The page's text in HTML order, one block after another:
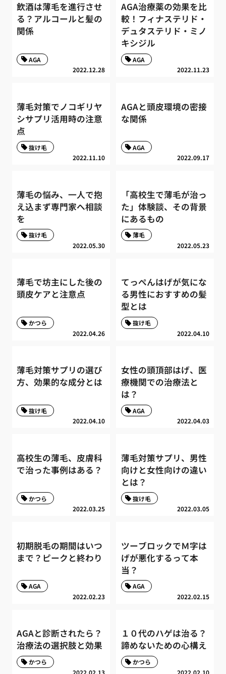
飲酒は薄毛を進行させ
る？アルコールと髪の
関係
2022.12.28
AGA
AGA治療薬の効果を比
較！フィナステリド・
デュタステリド・ミノ
キシジル
2022.11.23
AGA
薄毛対策でノコギリヤ
シサプリ活用時の注意
点
2022.11.10
抜け毛
AGAと頭皮環境の密接
な関係
2022.09.17
AGA
薄毛の悩み、一人で抱
え込まず専門家へ相談
を
2022.05.30
抜け毛
「高校生で薄毛が治っ
た」体験談、その背景
にあるもの
2022.05.23
薄毛
薄毛で坊主にした後の
頭皮ケアと注意点
2022.04.26
かつら
てっぺんはげが気にな
る男性におすすめの髪
型とは
2022.04.10
抜け毛
薄毛対策サプリの選び
方、効果的な成分とは
2022.04.10
抜け毛
女性の頭頂部はげ、医
療機関での治療法と
は？
2022.04.03
AGA
高校生の薄毛、皮膚科
で治った事例はある？
2022.03.25
かつら
薄毛対策サプリ、男性
向けと女性向けの違い
とは？
2022.03.05
抜け毛
初期脱毛の期間はいつ
まで？ピークと終わり
2022.02.23
AGA
ツーブロックでＭ字は
げが悪化するって本
当？
2022.02.15
AGA
AGAと診断されたら？
治療法の選択肢と効果
2022.02.13
かつら
１０代のハゲは治る？
諦めないための心構え
2022.02.10
かつら